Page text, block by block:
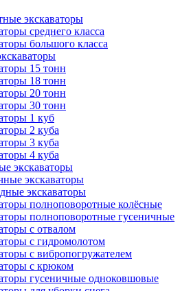
экскаваторы
среднего класса
большого класса
15 тонн
18 тонн
20 тонн
30 тонн
1 куб
2 куба
3 куба
4 куба
экскаваторы
экскаваторы
экскаваторы
полноповоротные колёсные
полноповоротные гусеничные
с отвалом
с гидромолотом
с вибропогружателем
с крюком
гусеничные одноковшовые